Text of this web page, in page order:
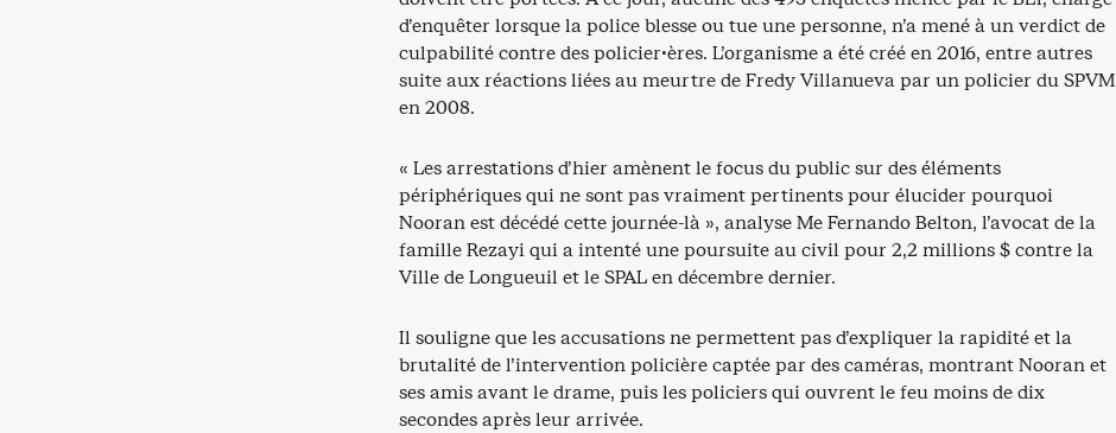
d’enquêter lorsque la police blesse ou tue une personne, n’a mené à un verdict de
culpabilité contre des policier·ères. L’organisme a été créé en 2016, entre autres
suite aux réactions liées au meurtre de Fredy Villanueva par un policier du SPVM
en 2008.
« Les arrestations d’hier amènent le focus du public sur des éléments
périphériques qui ne sont pas vraiment pertinents pour élucider pourquoi
Nooran est décédé cette journée-là », analyse Me Fernando Belton, l’avocat de la
famille Rezayi qui a intenté une poursuite au civil pour 2,2 millions $ contre la
Ville de Longueuil et le SPAL en décembre dernier.
Il souligne que les accusations ne permettent pas d’expliquer la rapidité et la
brutalité de l’intervention policière captée par des caméras, montrant Nooran et
ses amis avant le drame, puis les policiers qui ouvrent le feu moins de dix
secondes après leur arrivée.